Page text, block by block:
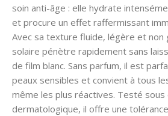
soin anti-âge : elle hydrate
et procure un effet raffermissant
Avec sa texture fluide, légère et non
solaire pénètre rapidement sans
de film blanc. Sans parfum, il est
peaux sensibles et convient à tous
même les plus réactives. Testé sous
dermatologique, il offre une